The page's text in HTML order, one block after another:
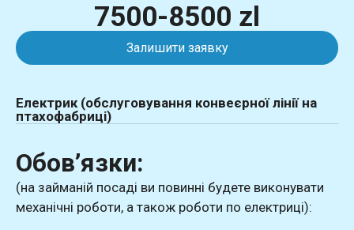
7500-8500 zl
Залишити заявку
Електрик (обслуговування конвеєрної лінії на
птахофабриці)
Обов’язки:
(на займаній посаді ви повинні будете виконувати
механічні роботи, а також роботи по електриці):